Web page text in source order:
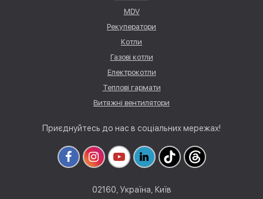
MDV
Рекуператори
Котли
Газові котли
Електрокотли
Теплові гармати
Витяжні вентилятори
Приєднуйтесь до нас в соціальних мережах!
02160, Україна, Київ